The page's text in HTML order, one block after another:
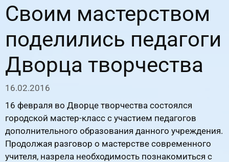
Своим мастерством
поделились педагоги
Дворца творчества
16.02.2016
16 февраля во Дворце творчества состоялся
городской мастер-класс с участием педагогов
дополнительного образования данного учреждения.
Продолжая разговор о мастерстве современного
учителя, назрела необходимость познакомиться с